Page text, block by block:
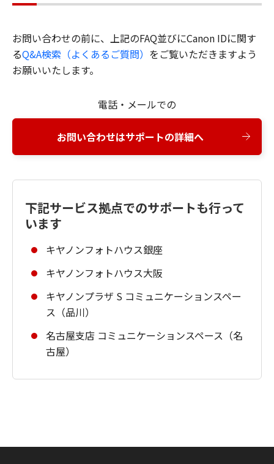
お問い合わせの前に、上記のFAQ並びにCanon IDに関す
るQ&A検索（よくあるご質問） をご覧いただきますよう
お願いいたします。
電話・メールでの
お問い合わせはサポートの詳細へ
下記サービス拠点でのサポートも行って
います
キヤノンフォトハウス銀座
キヤノンフォトハウス大阪
キヤノンプラザ S コミュニケーションスペー
ス（品川）
名古屋支店 コミュニケーションスペース（名
古屋）